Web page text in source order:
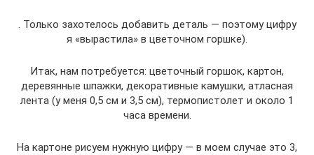
. Только захотелось добавить деталь — поэтому цифру
я «вырастила» в цветочном горшке).
Итак, нам потребуется: цветочный горшок, картон,
деревянные шпажки, декоративные камушки, атласная
лента (у меня 0,5 см и 3,5 см), термопистолет и около 1
часа времени.
На картоне рисуем нужную цифру — в моем случае это 3,